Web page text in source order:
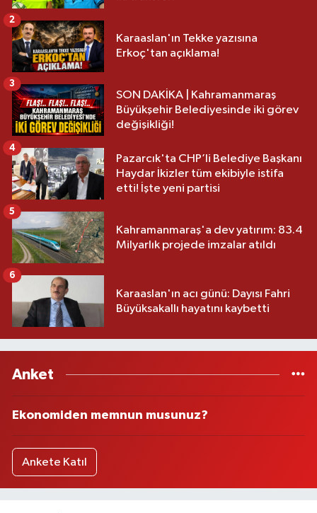
Karaaslan'ın Tekke yazısına
Erkoç'tan açıklama!
2
SON DAKİKA | Kahramanmaraş
Büyükşehir Belediyesinde iki görev
değişikliği!
3
Pazarcık'ta CHP’li Belediye Başkanı
Haydar İkizler tüm ekibiyle istifa
etti! İşte yeni partisi
4
Kahramanmaraş'a dev yatırım: 83.4
Milyarlık projede imzalar atıldı
5
Karaaslan'ın acı günü: Dayısı Fahri
Büyüksakallı hayatını kaybetti
6
Anket
Ekonomiden memnun musunuz?
Ankete Katıl